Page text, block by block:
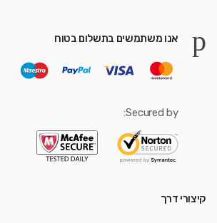
אנו משתמשים בתשלום בטוח
Secured by:
קיצורי דרך